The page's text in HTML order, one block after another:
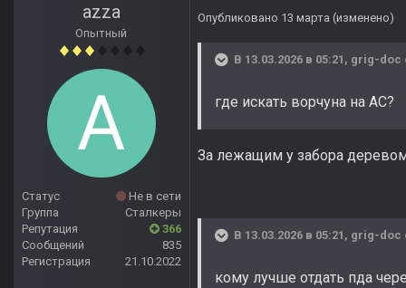
azza
Опытный
Статус
Не в сети
Группа
Сталкеры
Репутация
366
Сообщений
835
Регистрация
21.10.2022
Опубликовано 13 марта (изменено)
В 13.03.2026 в 05:21, grig-doc
где искать ворчуна на АС?
За лежащим у забора
В 13.03.2026 в 05:21, grig-doc
кому лучше отдать пда